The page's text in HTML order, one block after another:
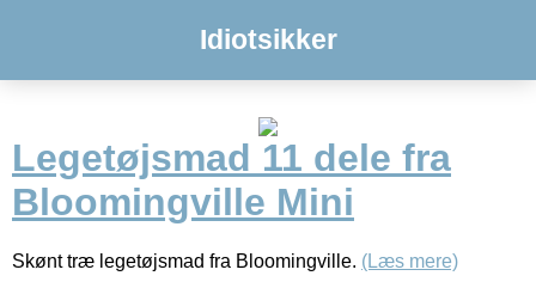
Idiotsikker
Legetøjsmad 11 dele fra
Bloomingville Mini
Skønt træ legetøjsmad fra Bloomingville. (Læs mere)